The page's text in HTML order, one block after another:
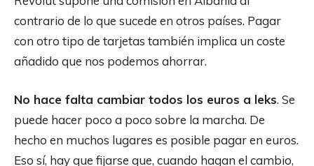
contrario de lo que sucede en otros países. Pagar
con otro tipo de tarjetas también implica un coste
añadido que nos podemos ahorrar.
No hace falta cambiar todos los euros a leks. Se
puede hacer poco a poco sobre la marcha. De
hecho en muchos lugares es posible pagar en euros.
Eso sí, hay que fijarse que, cuando hagan el cambio,